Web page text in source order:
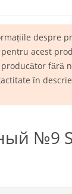
despre
acest
fără
în
№9